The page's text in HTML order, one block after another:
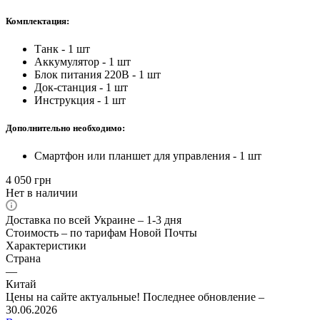
Комплектация:
Танк - 1 шт
Аккумулятор - 1 шт
Блок питания 220В - 1 шт
Док-станция - 1 шт
Инструкция - 1 шт
Дополнительно необходимо:
Смартфон или планшет для управления - 1 шт
4 050 грн
Нет в наличии
Доставка по всей Украине – 1-3 дня
Стоимость – по тарифам Новой Почты
Характеристики
Страна
—
Китай
Цены на сайте актуальные! Последнее обновление –
30.06.2026